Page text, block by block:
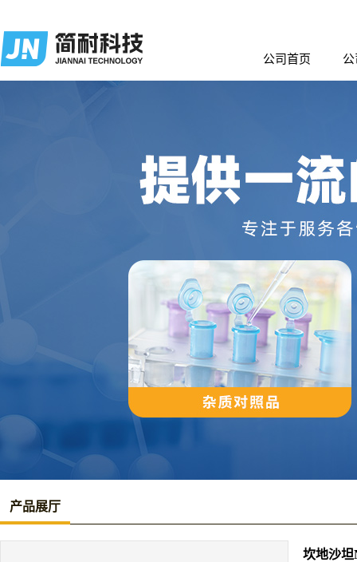
公司首页
产品展厅
坎地沙